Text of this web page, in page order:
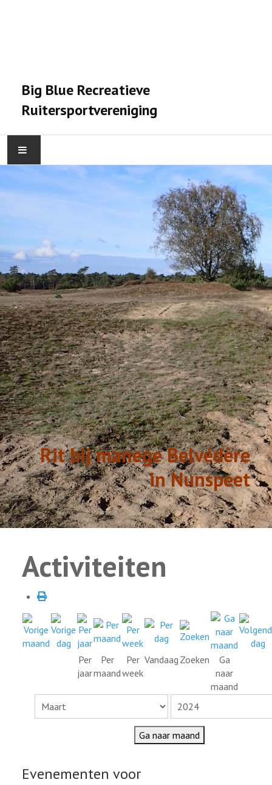
Big Blue Recreatieve
Ruitersportvereniging
VERENIGING
STALPRAET
GESCHIEDENIS
LINKS
Rit bij manege Belvédère
in Nunspeet
Activiteiten
Per
jaar
Per
maand
Per
week
Vandaag Zoeken
Ga
naar
maand
Ga naar maand
Evenementen voor